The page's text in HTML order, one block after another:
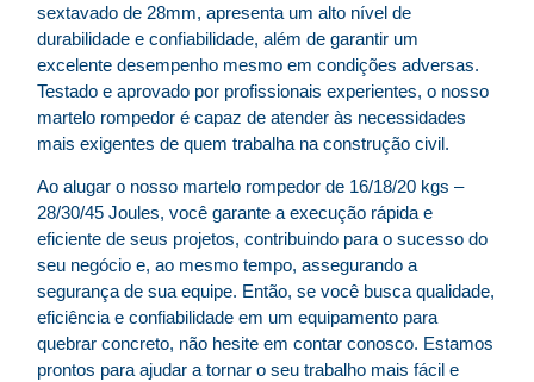
sextavado de 28mm, apresenta um alto nível de
durabilidade e confiabilidade, além de garantir um
excelente desempenho mesmo em condições adversas.
Testado e aprovado por profissionais experientes, o nosso
martelo rompedor é capaz de atender às necessidades
mais exigentes de quem trabalha na construção civil.
Ao alugar o nosso martelo rompedor de 16/18/20 kgs –
28/30/45 Joules, você garante a execução rápida e
eficiente de seus projetos, contribuindo para o sucesso do
seu negócio e, ao mesmo tempo, assegurando a
segurança de sua equipe. Então, se você busca qualidade,
eficiência e confiabilidade em um equipamento para
quebrar concreto, não hesite em contar conosco. Estamos
prontos para ajudar a tornar o seu trabalho mais fácil e